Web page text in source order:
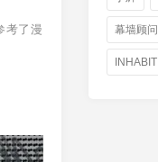
考了漫 幕墙顾问
INHABIT